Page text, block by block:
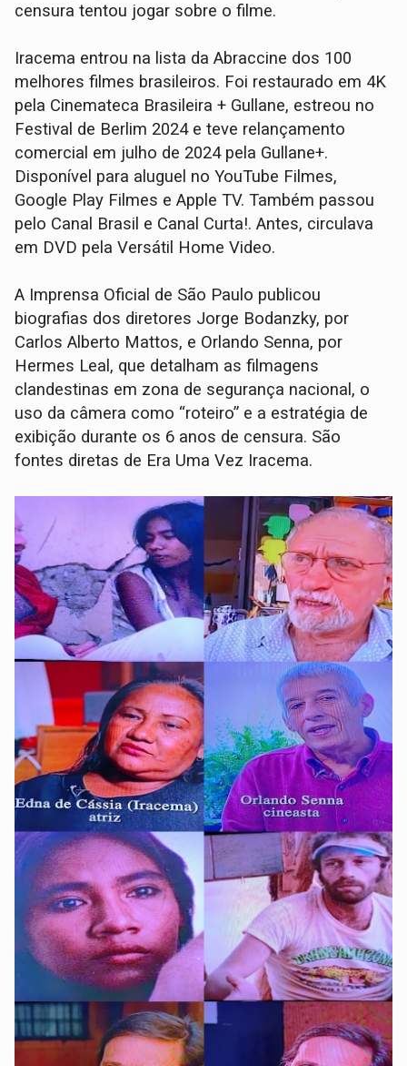
censura tentou jogar sobre o filme.
Iracema entrou na lista da Abraccine dos 100
melhores filmes brasileiros. Foi restaurado em 4K
pela Cinemateca Brasileira + Gullane, estreou no
Festival de Berlim 2024 e teve relançamento
comercial em julho de 2024 pela Gullane+.
Disponível para aluguel no YouTube Filmes,
Google Play Filmes e Apple TV. Também passou
pelo Canal Brasil e Canal Curta!. Antes, circulava
em DVD pela Versátil Home Video.
A Imprensa Oficial de São Paulo publicou
biografias dos diretores Jorge Bodanzky, por
Carlos Alberto Mattos, e Orlando Senna, por
Hermes Leal, que detalham as filmagens
clandestinas em zona de segurança nacional, o
uso da câmera como “roteiro” e a estratégia de
exibição durante os 6 anos de censura. São
fontes diretas de Era Uma Vez Iracema.